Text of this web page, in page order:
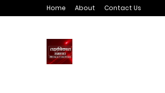
Home About Contact Us